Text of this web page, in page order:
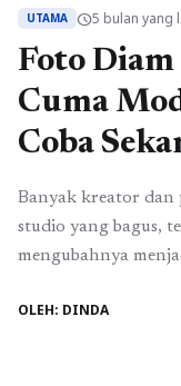
UTAMA schedule5 bulan yang
Foto
Cuma
Coba
Banyak kreator dan
studio yang bagus,
mengubahnya
membuat video
OLEH: DINDA